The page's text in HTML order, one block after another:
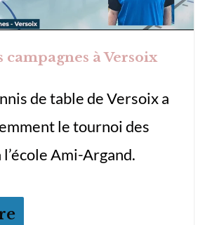
à Versoix
de table de Versoix a
le tournoi des
l’école Ami-Argand.